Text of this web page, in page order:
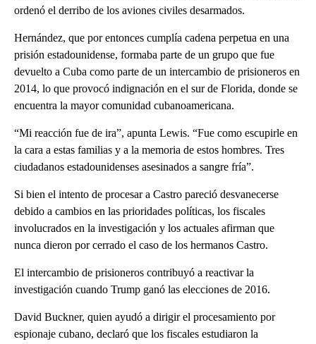
ordenó el derribo de los aviones civiles desarmados.
Hernández, que por entonces cumplía cadena perpetua en una
prisión estadounidense, formaba parte de un grupo que fue
devuelto a Cuba como parte de un intercambio de prisioneros en
2014, lo que provocó indignación en el sur de Florida, donde se
encuentra la mayor comunidad cubanoamericana.
“Mi reacción fue de ira”, apunta Lewis. “Fue como escupirle en
la cara a estas familias y a la memoria de estos hombres. Tres
ciudadanos estadounidenses asesinados a sangre fría”.
Si bien el intento de procesar a Castro pareció desvanecerse
debido a cambios en las prioridades políticas, los fiscales
involucrados en la investigación y los actuales afirman que
nunca dieron por cerrado el caso de los hermanos Castro.
El intercambio de prisioneros contribuyó a reactivar la
investigación cuando Trump ganó las elecciones de 2016.
David Buckner, quien ayudó a dirigir el procesamiento por
espionaje cubano, declaró que los fiscales estudiaron la